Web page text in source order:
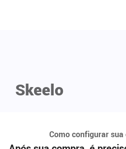
Skeelo
Como configurar sua